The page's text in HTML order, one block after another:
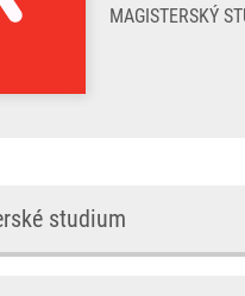
MAGISTERSKÝ
studium